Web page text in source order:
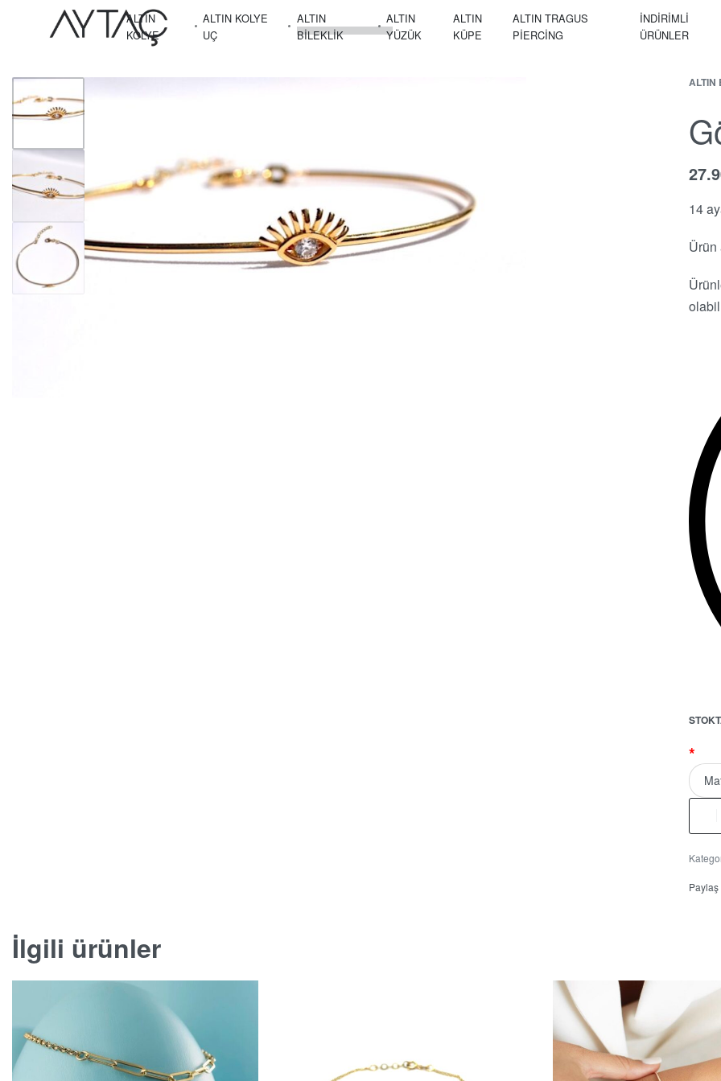
ALTIN
KOLYE
ALTIN KOLYE
UÇ
ALTIN
BILEKLIK
ALTIN
YÜZÜK
ALTIN
KÜPE
ALTIN TRAGUS
PIERCING
İNDİRİMLİ
ÜRÜNLER
ALTIN
14
Ürün
*
Paylaş
İlgili ürünler